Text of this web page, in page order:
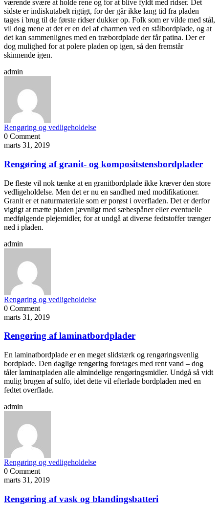
værende svære at holde rene og for at blive fyldt med ridser. Det
sidste er indiskutabelt rigtigt, for der går ikke lang tid fra pladen
tages i brug til de første ridser dukker op. Folk som er vilde med stål,
vil dog mene at det er en del af charmen ved en stålbordplade, og at
det kan sammenlignes med en træbordplade der får patina. Der er
dog mulighed for at polere pladen op igen, så den fremstår
skinnende igen.
admin
Rengøring og vedligeholdelse
0 Comment
marts 31, 2019
Rengøring af granit- og kompositstensbordplader
De fleste vil nok tænke at en granitbordplade ikke kræver den store
vedligeholdelse. Men det er nu en sandhed med modifikationer.
Granit er et naturmateriale som er porøst i overfladen. Det er derfor
vigtigt at mætte pladen jævnligt med sæbespåner eller eventuelle
medfølgende plejemidler, for at undgå at diverse fedtstoffer trænger
ned i pladen.
admin
Rengøring og vedligeholdelse
0 Comment
marts 31, 2019
Rengøring af laminatbordplader
En laminatbordplade er en meget slidstærk og rengøringsvenlig
bordplade. Den daglige rengøring foretages med rent vand – dog
tåler laminatpladen alle almindelige rengøringsmidler. Undgå så vidt
mulig brugen af sulfo, idet dette vil efterlade bordpladen med en
fedtet overflade.
admin
Rengøring og vedligeholdelse
0 Comment
marts 31, 2019
Rengøring af vask og blandingsbatteri